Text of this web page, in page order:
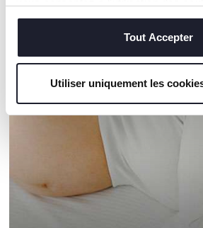
techniques, qui sont essentiels au
Tout Accepter
Utiliser uniquement les